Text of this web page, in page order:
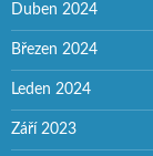
Duben 2024
Březen 2024
Leden 2024
Září 2023